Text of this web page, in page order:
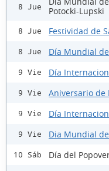
8 Jue
Potocki-Lupski
8 Jue Festividad de
8 Jue Día Mundial
9 Vie Día
9 Vie Aniversario de
9 Vie Día
9 Vie Dia Mundial
10 Sáb Día del